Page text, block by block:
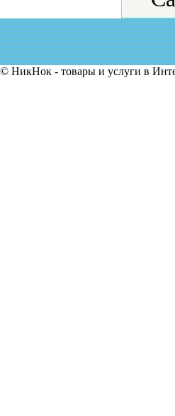
© НикНок - товары и услуги в